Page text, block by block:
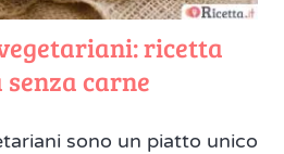
ricetta
carne
sono un piatto unico